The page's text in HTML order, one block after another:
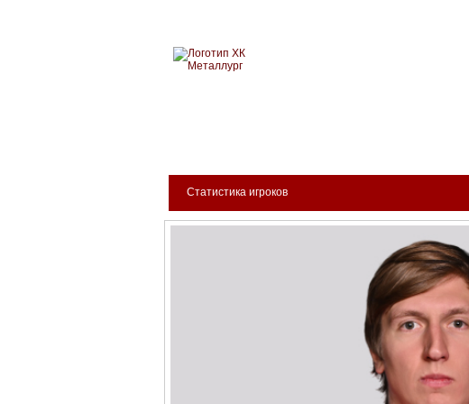
Статистика игроков